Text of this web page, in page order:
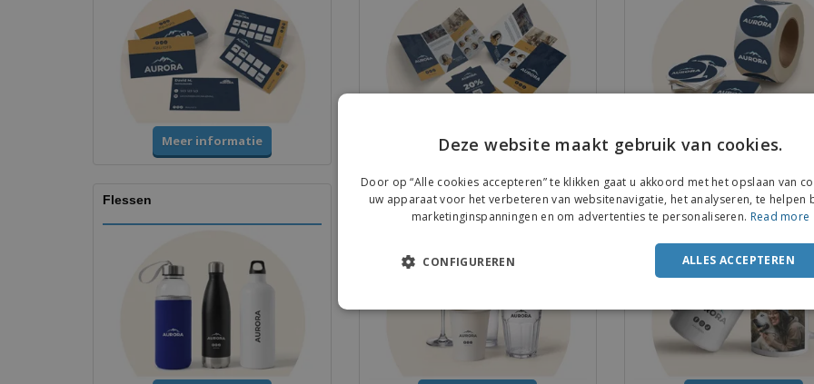
Meer informatie Meer informatie Meer informatie
Flessen Kopjes Mokken
Deze website maakt gebruik van cookies.
Door op “Alle cookies accepteren” te klikken gaat u akkoord met het opslaan van
uw apparaat voor het verbeteren van websitenavigatie, het analyseren, te helpen
marketinginspanningen en om advertenties te personaliseren. Read more
ALLES ACCEPTEREN
CONFIGUREREN